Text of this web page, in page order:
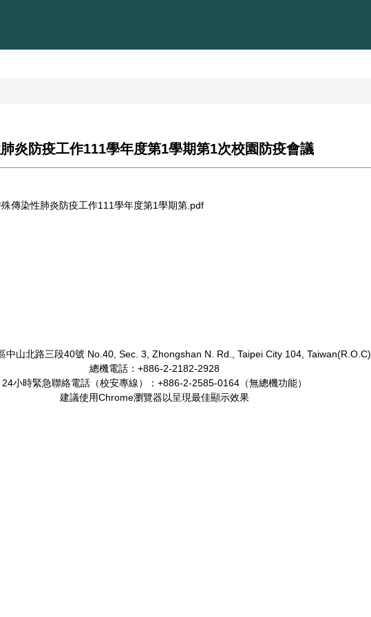
炎防疫工作111學年度第1學期第1次校園防疫會議
傳染性肺炎防疫工作111學年度第1學期第.pdf
中山北路三段40號 No.40, Sec. 3, Zhongshan N. Rd., Taipei City 104, Taiwan(R.O.C)
總機電話：+886-2-2182-2928
24小時緊急聯絡電話（校安專線）：+886-2-2585-0164（無總機功能）
建議使用Chrome瀏覽器以呈現最佳顯示效果